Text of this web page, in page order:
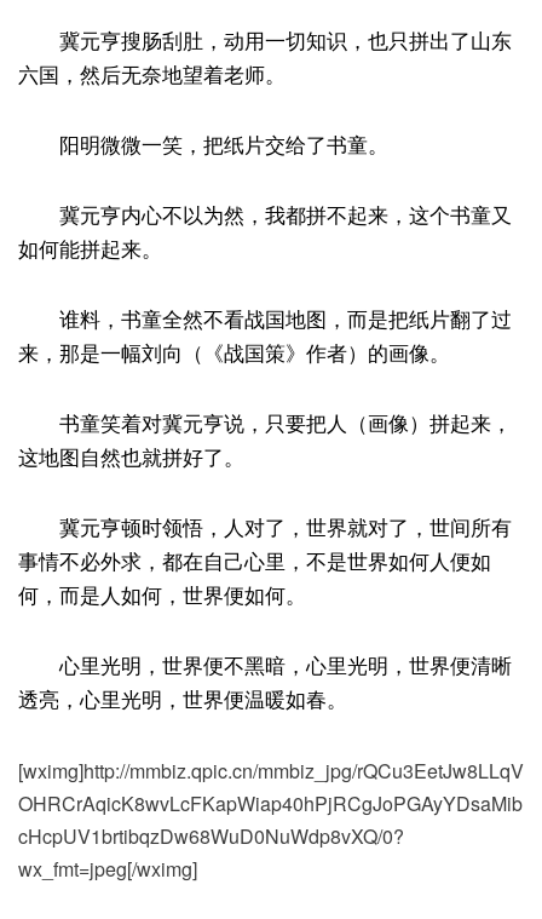
冀元亨搜肠刮肚，动用一切知识，也只拼出了山东
六国，然后无奈地望着老师。
阳明微微一笑，把纸片交给了书童。
冀元亨内心不以为然，我都拼不起来，这个书童又
如何能拼起来。
谁料，书童全然不看战国地图，而是把纸片翻了过
来，那是一幅刘向（《战国策》作者）的画像。
书童笑着对冀元亨说，只要把人（画像）拼起来，
这地图自然也就拼好了。
冀元亨顿时领悟，人对了，世界就对了，世间所有
事情不必外求，都在自己心里，不是世界如何人便如
何，而是人如何，世界便如何。
心里光明，世界便不黑暗，心里光明，世界便清晰
透亮，心里光明，世界便温暖如春。
[wximg]http://mmbiz.qpic.cn/mmbiz_jpg/rQCu3EetJw8LLqV
OHRCrAqicK8wvLcFKapWiap40hPjRCgJoPGAyYDsaMib
cHcpUV1brtibqzDw68WuD0NuWdp8vXQ/0?
wx_fmt=jpeg[/wximg]